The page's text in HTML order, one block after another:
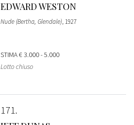
EDWARD WESTON
Nude (Bertha, Glendale), 1927
STIMA€ 3.000 - 5.000
Lotto chiuso
171